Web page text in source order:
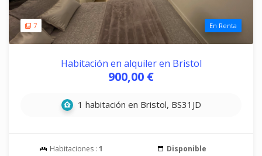
7 En Renta
Habitación en alquiler en Bristol
900,00 €
1 habitación en Bristol, BS31JD
Habitaciones : 1 Disponible